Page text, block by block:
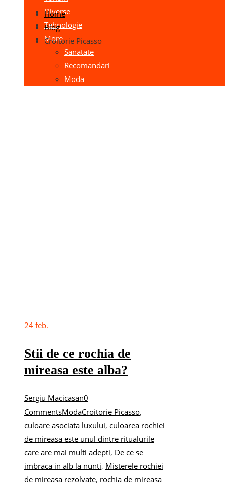
Diverse
Tehnologie
More
Sanatate
Recomandari
Moda
Home
Blog
Croitorie Picasso
24 feb.
Stii de ce rochia de
mireasa este alba?
Sergiu Macicasan0
CommentsModaCroitorie Picasso,
culoare asociata luxului, culoarea rochiei
de mireasa este unul dintre ritualurile
care are mai multi adepti, De ce se
imbraca in alb la nunti, Misterele rochiei
de mireasa rezolvate, rochia de mireasa